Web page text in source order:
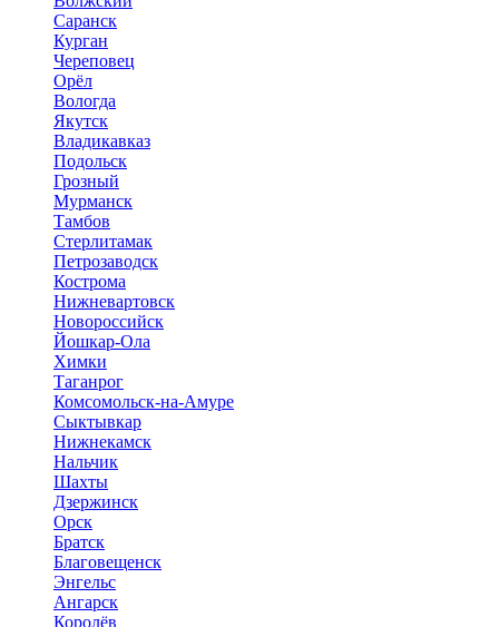
Саранск
Курган
Череповец
Орёл
Вологда
Якутск
Владикавказ
Подольск
Грозный
Мурманск
Тамбов
Стерлитамак
Петрозаводск
Кострома
Нижневартовск
Новороссийск
Йошкар-Ола
Химки
Таганрог
Комсомольск-на-Амуре
Сыктывкар
Нижнекамск
Нальчик
Шахты
Дзержинск
Орск
Братск
Благовещенск
Энгельс
Ангарск
Королёв